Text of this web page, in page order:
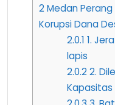
2Medan
Korupsi Dana
2.0.1 1.
lapis
2.0.22.
Kapasitas